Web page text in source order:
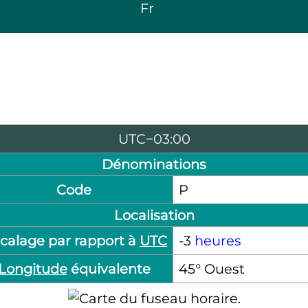
Fr
UTC−03:00
Dénominations
Code
P
Localisation
par rapport à UTC -3 heures
Longitudeéquivalente 45° Ouest